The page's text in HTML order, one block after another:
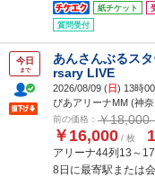
紙チケット
質問受付
今日
まで
あんさんぶるス
rsary LIVE
2026/08/09 (日) 13時
ぴあアリーナMM (神
前の価格： ￥18,000
￥16,000 / 枚 1
アリーナ44列13～
8日に最寄駅または